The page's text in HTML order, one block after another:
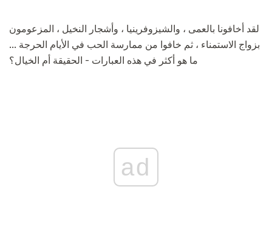
لقد أخافونا بالعمى ، والشيزوفرينيا ، وأشجار النخيل ، المزعومون
بزواج الاستمناء ، ثم خافوا من ممارسة الحب في الأيام الحرجة ...
ما هو أكثر في هذه العبارات - الحقيقة أم الخيال؟
ad